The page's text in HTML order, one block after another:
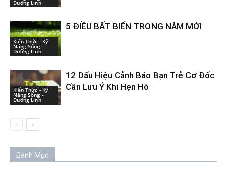
Dưỡng Linh
Kiến Thức - Kỹ
Năng Sống -
Dưỡng Linh
5 ĐIỀU BẤT BIẾN TRONG NĂM MỚI
Kiến Thức - Kỹ
Năng Sống -
Dưỡng Linh
12 Dấu Hiệu Cảnh Báo Bạn Trẻ Cơ Đốc
Cần Lưu Ý Khi Hẹn Hò
Danh Mục